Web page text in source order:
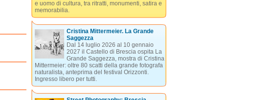
e uomo di cultura, tra ritratti, monumenti, satira e
memorabilia.
Cristina Mittermeier. La Grande
Saggezza
Dal 14 luglio 2026 al 10 gennaio
2027 il Castello di Brescia ospita La
Grande Saggezza, mostra di Cristina
Mittermeier: oltre 80 scatti della grande fotografa
naturalista, anteprima del festival Orizzonti.
Ingresso libero per tutti.